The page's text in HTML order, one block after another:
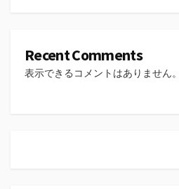
Recent Comments
表示できるコメントはありません。